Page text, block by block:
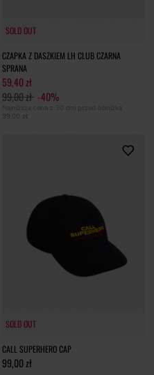
SOLD OUT
SOLD OUT
CZAPKA Z DASZKIEM LH CLUB CZARNA
SPRANA
59,40 zł
99,00 zł -40%
Najniższa cena z 30 dni przed obniżką
99,00 zł
SOLD OUT
SOLD OUT
CALL SUPERHERO CAP
99,00 zł